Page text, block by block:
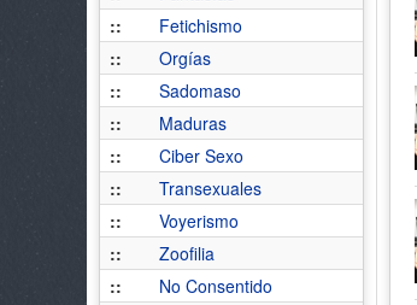
::
Fetichismo
::
Orgías
::
Sadomaso
::
Maduras
::
Ciber Sexo
::
Transexuales
::
Voyerismo
::
Zoofilia
::
No Consentido